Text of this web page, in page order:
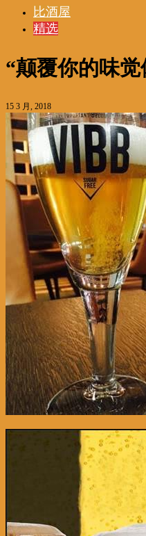
比酒屋
精选
“颠覆你的味
15 3 月, 2018